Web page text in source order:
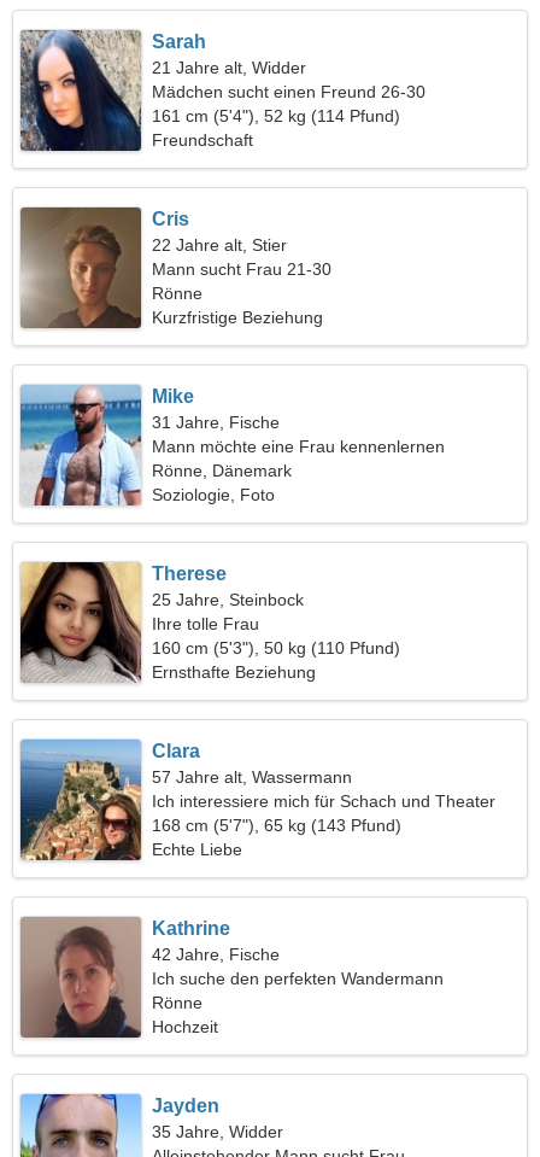
Sarah
21 Jahre alt, Widder
Mädchen sucht einen Freund 26-30
161 cm (5'4"), 52 kg (114 Pfund)
Freundschaft
Cris
22 Jahre alt, Stier
Mann sucht Frau 21-30
Rönne
Kurzfristige Beziehung
Mike
31 Jahre, Fische
Mann möchte eine Frau kennenlernen
Rönne, Dänemark
Soziologie, Foto
Therese
25 Jahre, Steinbock
Ihre tolle Frau
160 cm (5'3"), 50 kg (110 Pfund)
Ernsthafte Beziehung
Clara
57 Jahre alt, Wassermann
Ich interessiere mich für Schach und Theater
168 cm (5'7"), 65 kg (143 Pfund)
Echte Liebe
Kathrine
42 Jahre, Fische
Ich suche den perfekten Wandermann
Rönne
Hochzeit
Jayden
35 Jahre, Widder